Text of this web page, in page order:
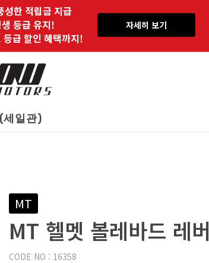
성한 적립금 지급
등급 유지!
급 할인 혜택까지!
자세히 보기
세일관)
MT
MT 헬멧 볼레바드 레버
CODE NO : 16358